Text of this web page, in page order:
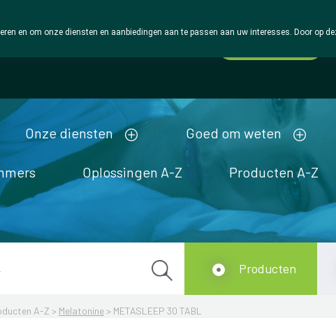
Onze diensten Goed om weten
Oplossingen A-Z Producten A-Z
A-Z > Melatonine> METASLEEP 30 TABL
Producten
en om onze diensten en aanbiedingen aan te passen aan uw interesses. Door op